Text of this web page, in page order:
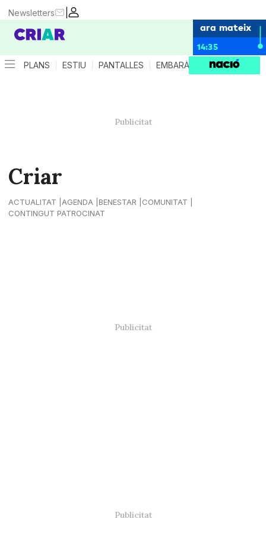
|
Newsletters
ara mateix
14:35
PLANS ESTIU PANTALLES EMBARÀS CRIANÇA
Criar
ACTUALITAT AGENDA BENESTAR
COMUNITAT
CONTINGUT PATROCINAT